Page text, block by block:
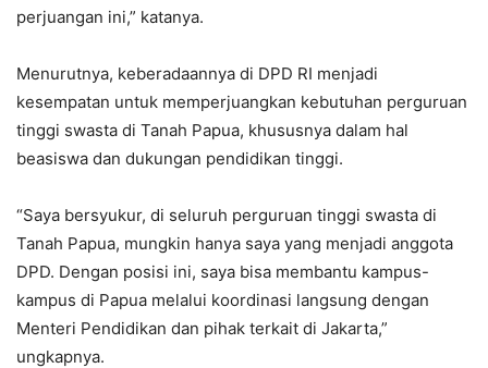
perjuangan ini,” katanya.
Menurutnya, keberadaannya di DPD RI menjadi
kesempatan untuk memperjuangkan kebutuhan perguruan
tinggi swasta di Tanah Papua, khususnya dalam hal
beasiswa dan dukungan pendidikan tinggi.
“Saya bersyukur, di seluruh perguruan tinggi swasta di
Tanah Papua, mungkin hanya saya yang menjadi anggota
DPD. Dengan posisi ini, saya bisa membantu kampus-
kampus di Papua melalui koordinasi langsung dengan
Menteri Pendidikan dan pihak terkait di Jakarta,”
ungkapnya.